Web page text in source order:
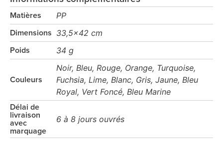
Matières PP
Dimensions 33,5x42 cm
Poids 34 g
Couleurs
Noir, Bleu, Rouge, Orange, Turquoise,
Fuchsia, Lime, Blanc, Gris, Jaune, Bleu
Royal, Vert Foncé, Bleu Marine
Délai de
livraison
avec
marquage
6 à 8 jours ouvrés